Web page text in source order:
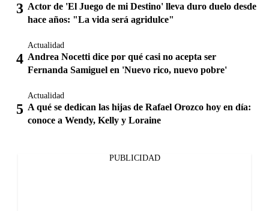
Actor de 'El Juego de mi Destino' lleva duro duelo desde
hace años: "La vida será agridulce"
Actualidad
Andrea Nocetti dice por qué casi no acepta ser
Fernanda Samiguel en 'Nuevo rico, nuevo pobre'
Actualidad
A qué se dedican las hijas de Rafael Orozco hoy en día:
conoce a Wendy, Kelly y Loraine
PUBLICIDAD